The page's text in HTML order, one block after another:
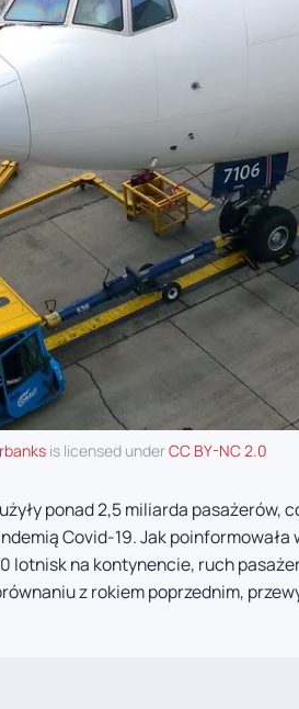
rbanks is licensed underCC BY-NC 2.0
ponad 2,5 miliarda pasażerów,
Covid-19. Jak poinformowała
lotnisk na kontynencie, ruch
z rokiem poprzednim,